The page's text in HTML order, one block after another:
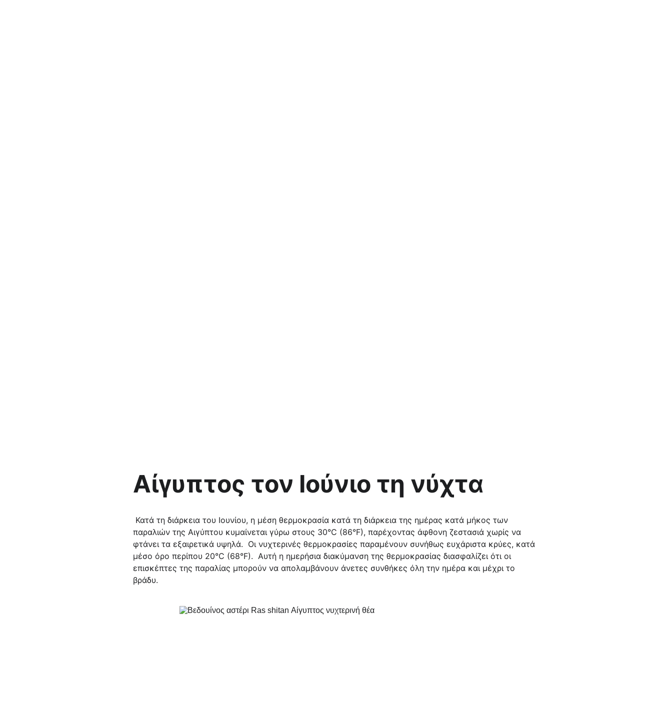
Αίγυπτος τον Ιούνιο τη νύχτα
παραλιών της Αιγύπτου κυμαίνεται γύρω στους 30°C (86°F), παρέχοντας άφθονη ζεστασιά χωρίς να
φτάνει τα εξαιρετικά υψηλά.  Οι νυχτερινές θερμοκρασίες παραμένουν συνήθως ευχάριστα κρύες, κατά
μέσο όρο περίπου 20°C (68°F).  Αυτή η ημερήσια διακύμανση της θερμοκρασίας διασφαλίζει ότι οι
επισκέπτες της παραλίας μπορούν να απολαμβάνουν άνετες συνθήκες όλη την ημέρα και μέχρι το
βράδυ.